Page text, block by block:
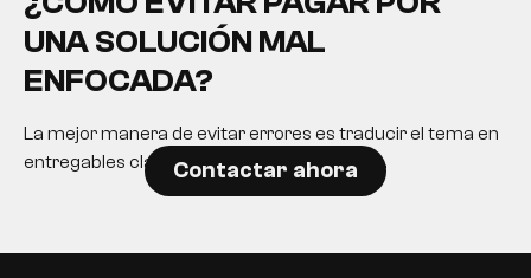
UNA SOLUCIÓN MAL
ENFOCADA?
La mejor manera de evitar errores es traducir el tema en
entregables claros y expectativas realistas.
Contactar ahora